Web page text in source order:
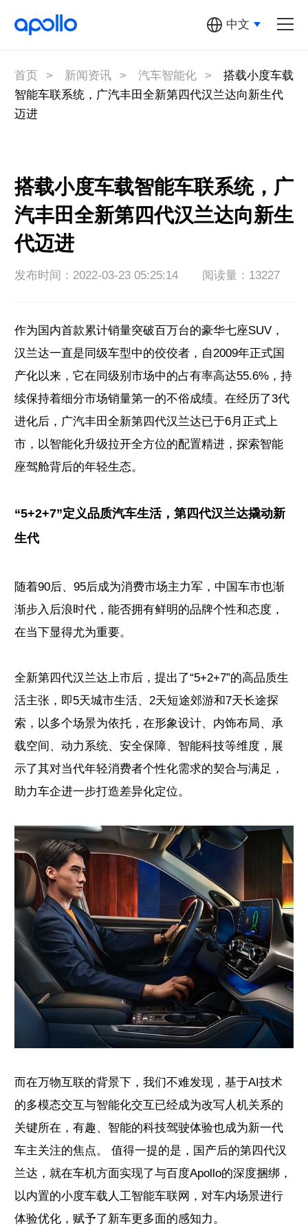
汽车机器人
萝卜快跑
百度地图
关于Apollo
多元汽车机器人
中文
首页 > 新闻资讯 > 汽车智能化 >
搭载小度车载
智能车联系统，广汽丰田全新第四代汉兰达向新生代
迈进
搭载小度车载智能车联系统，广
汽丰田全新第四代汉兰达向新生
代迈进
发布时间：2022-03-23 05:25:14 阅读量：13227
作为国内首款累计销量突破百万台的豪华七座SUV，
汉兰达一直是同级车型中的佼佼者，自2009年正式国
产化以来，它在同级别市场中的占有率高达55.6%，持
续保持着细分市场销量第一的不俗成绩。在经历了3代
进化后，广汽丰田全新第四代汉兰达已于6月正式上
市，以智能化升级拉开全方位的配置精进，探索智能
座驾舱背后的年轻生态。
“5+2+7”定义品质汽车生活，第四代汉兰达撬动新
生代
随着90后、95后成为消费市场主力军，中国车市也渐
渐步入后浪时代，能否拥有鲜明的品牌个性和态度，
在当下显得尤为重要。
全新第四代汉兰达上市后，提出了“5+2+7”的高品质生
活主张，即5天城市生活、2天短途郊游和7天长途探
索，以多个场景为依托，在形象设计、内饰布局、承
载空间、动力系统、安全保障、智能科技等维度，展
示了其对当代年轻消费者个性化需求的契合与满足，
助力车企进一步打造差异化定位。
而在万物互联的背景下，我们不难发现，基于AI技术
的多模态交互与智能化交互已经成为改写人机关系的
关键所在，有趣、智能的科技驾驶体验也成为新一代
车主关注的焦点。 值得一提的是，国产后的第四代汉
兰达，就在车机方面实现了与百度Apollo的深度捆绑，
以内置的小度车载人工智能车联网，对车内场景进行
体验优化，赋予了新车更多面的感知力。